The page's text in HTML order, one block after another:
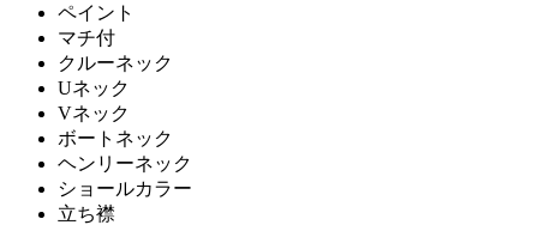
ペイント
マチ付
クルーネック
Uネック
Vネック
ボートネック
ヘンリーネック
ショールカラー
立ち襟